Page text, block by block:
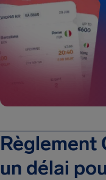
Règlement
un délai